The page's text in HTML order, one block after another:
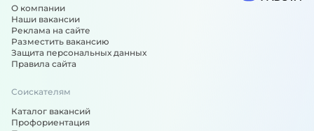
О компании
Наши вакансии
Реклама на сайте
Разместить вакансию
Защита персональных данных
Правила сайта
Соискателям
Каталог вакансий
Профориентация